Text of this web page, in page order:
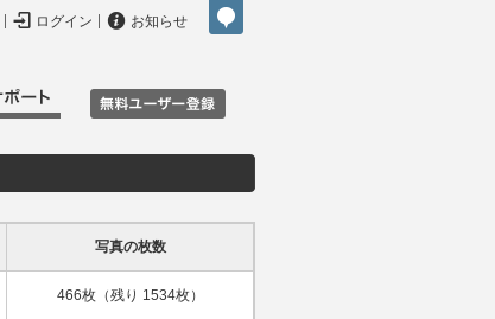
 ログイン  お知らせ
写真の枚数
466枚（残り 1534枚）